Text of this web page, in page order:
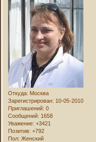
Откуда: Москва
Зарегистрирован: 10-05-2010
Приглашений: 0
Сообщений: 1658
Уважение: +3421
Позитив: +792
Пол: Женский